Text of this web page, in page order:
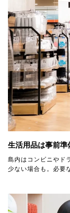
生活用品は事前準
島内はコンビニやド
少ない場合も。必要